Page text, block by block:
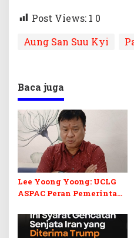
Post Views: 1 0
Aung San Suu Kyi
Baca juga
Lee Yoong Yoong: UCLG
ASPAC Peran Pemerintah
Pembangunan Komunitas
ASEAN